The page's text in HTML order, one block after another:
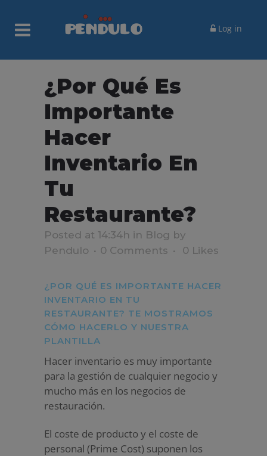
Log in
¿Por Qué Es
Importante
Hacer
Inventario En
Tu
Restaurante?
Posted at 14:34h in Blog by
Pendulo
0 Comments 0 Likes
¿POR QUÉ ES IMPORTANTE HACER
INVENTARIO EN TU
RESTAURANTE? TE MOSTRAMOS
CÓMO HACERLO Y NUESTRA
PLANTILLA
Hacer inventario es muy importante
para la gestión de cualquier negocio y
mucho más en los negocios de
restauración.
El coste de producto y el coste de
personal (Prime Cost) suponen los